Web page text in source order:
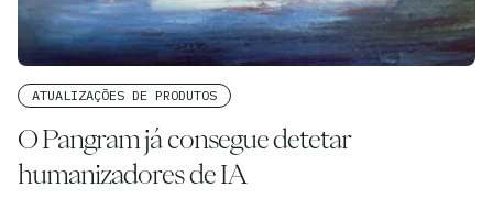
ATUALIZAÇÕES DE PRODUTOS
O Pangram já consegue detetar
humanizadores de IA